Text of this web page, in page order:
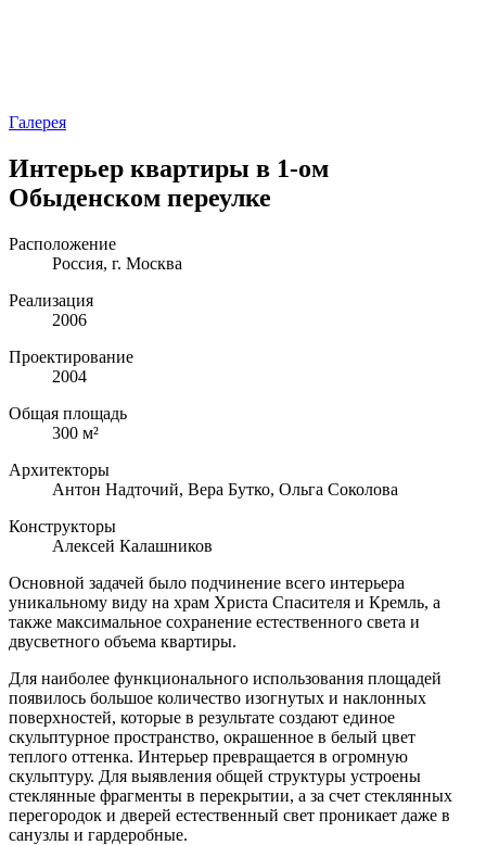
Галерея
Интерьер квартиры в 1-ом
Обыденском переулке
Расположение
Россия, г. Москва
Реализация
2006
Проектирование
2004
Общая площадь
300 м²
Архитекторы
Антон Надточий, Вера Бутко, Ольга Соколова
Конструкторы
Алексей Калашников
Основной задачей было подчинение всего интерьера
уникальному виду на храм Христа Спасителя и Кремль, а
также максимальное сохранение естественного света и
двусветного объема квартиры.
Для наиболее функционального использования площадей
появилось большое количество изогнутых и наклонных
поверхностей, которые в результате создают единое
скульптурное пространство, окрашенное в белый цвет
теплого оттенка. Интерьер превращается в огромную
скульптуру. Для выявления общей структуры устроены
стеклянные фрагменты в перекрытии, а за счет стеклянных
перегородок и дверей естественный свет проникает даже в
санузлы и гардеробные.